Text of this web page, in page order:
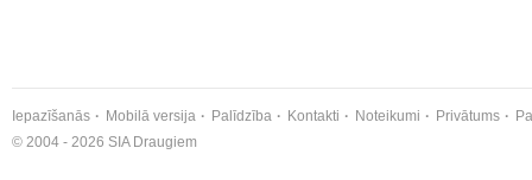
Iepazīšanās Mobilā versija Palīdzība Kontakti Noteikumi Privātums
© 2004 - 2026 SIA Draugiem